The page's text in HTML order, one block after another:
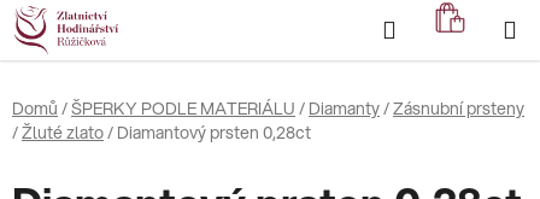
Přejít
na
obsah
Hledat
KOŠÍK
Domů /ŠPERKY PODLE MATERIÁLU / Diamanty/Zásnubní prsteny
/Žluté zlato/ Diamantový prsten 0,28ct